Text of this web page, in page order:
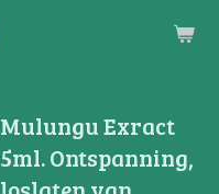
Mulungu Exract
5ml. Ontspanning,